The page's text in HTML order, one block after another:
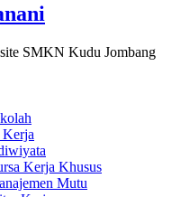
SMKN Kudu Jombang
Kerja
Kerja Khusus
Mutu